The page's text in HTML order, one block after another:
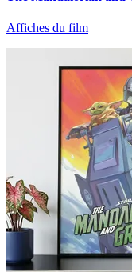
Affiches du film